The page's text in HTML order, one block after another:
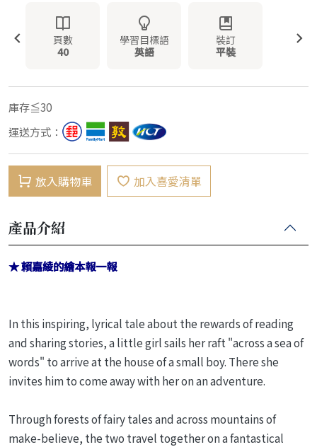
頁數
40
學習目標語
英語
裝訂
平裝
庫存≦30
運送方式：
放入購物車 加入喜愛清單
產品介紹
★ 賴嘉綾的繪本報一報
In this inspiring, lyrical tale about the rewards of reading
and sharing stories, a little girl sails her raft "across a sea of
words" to arrive at the house of a small boy. There she
invites him to come away with her on an adventure.
Through forests of fairy tales and across mountains of
make-believe, the two travel together on a fantastical